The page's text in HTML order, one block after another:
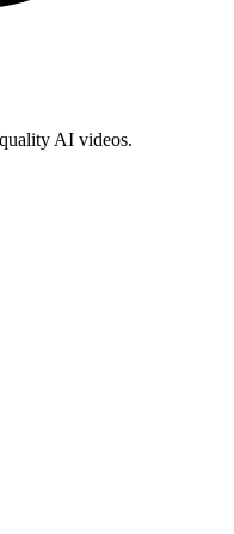
AI videos.